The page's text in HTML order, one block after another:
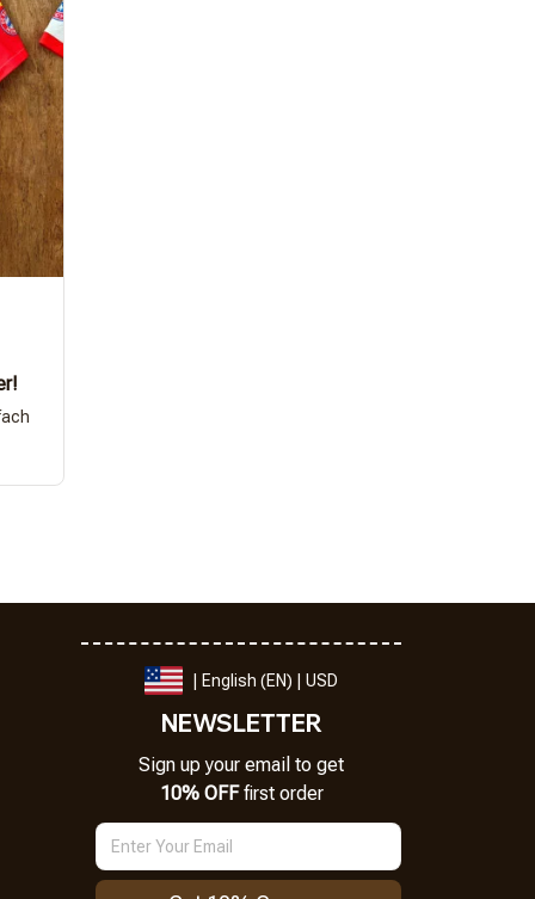
| English (EN) | USD
NEWSLETTER
Sign up your email to get
10% OFF first order